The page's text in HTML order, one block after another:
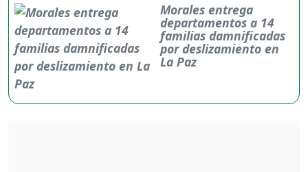
Morales entrega
departamentos a 14
familias damnificadas
por deslizamiento en
La Paz